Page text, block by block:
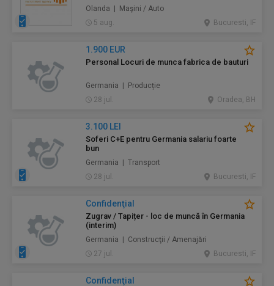
Olanda | Maşini / Auto
5 aug.
Bucuresti, IF
1.900 EUR
Personal Locuri de munca fabrica de bauturi
Germania | Producție
28 jul.
Oradea, BH
3.100 LEI
Soferi C+E pentru Germania salariu foarte
bun
Germania | Transport
28 jul.
Bucuresti, IF
Confidenţial
Zugrav / Tapițer - loc de muncă în Germania
(interim)
Germania | Construcţii / Amenajări
27 jul.
Bucuresti, IF
Confidenţial